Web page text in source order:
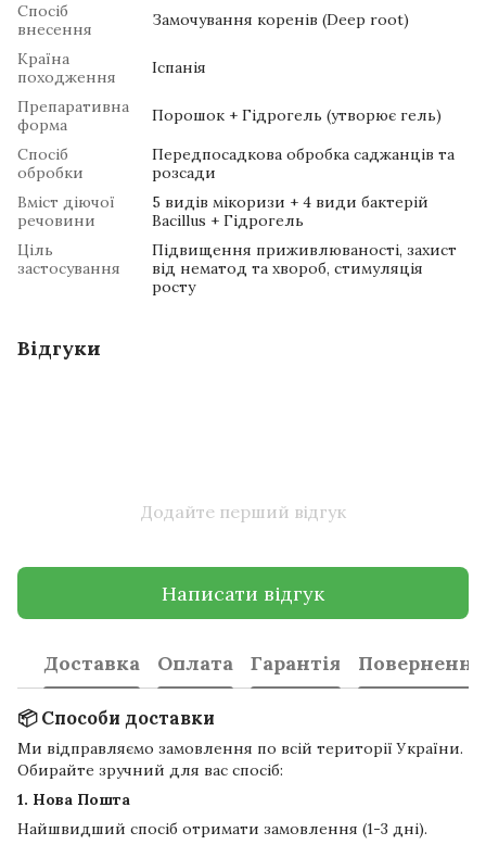
Спосіб
внесення
Замочування коренів (Deep root)
Країна
походження
Іспанія
Препаративна
форма
Порошок + Гідрогель (утворює гель)
Спосіб
обробки
Передпосадкова обробка саджанців та
розсади
Вміст діючої
речовини
5 видів мікоризи + 4 види бактерій
Bacillus + Гідрогель
Ціль
застосування
Підвищення приживлюваності, захист
від нематод та хвороб, стимуляція
росту
Відгуки
Додайте перший відгук
Написати відгук
Доставка Оплата Гарантія Повернення
📦 Способи доставки
Ми відправляємо замовлення по всій території України.
Обирайте зручний для вас спосіб:
1. Нова Пошта
Найшвидший спосіб отримати замовлення (1-3 дні).